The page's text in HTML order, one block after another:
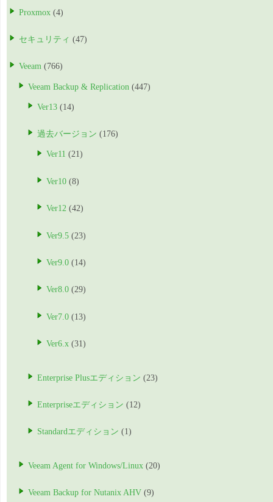
Proxmox (4)
セキュリティ (47)
Veeam (766)
Veeam Backup & Replication (447)
Ver13 (14)
過去バージョン (176)
Ver11 (21)
Ver10 (8)
Ver12 (42)
Ver9.5 (23)
Ver9.0 (14)
Ver8.0 (29)
Ver7.0 (13)
Ver6.x (31)
Enterprise Plusエディション (23)
Enterpriseエディション (12)
Standardエディション (1)
Veeam Agent for Windows/Linux (20)
Veeam Backup for Nutanix AHV (9)